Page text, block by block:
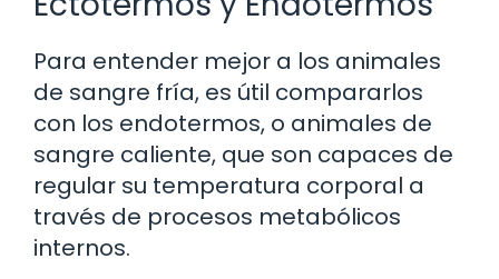
Para entender mejor a los animales
de sangre fría, es útil compararlos
con los endotermos, o animales de
sangre caliente, que son capaces de
regular su temperatura corporal a
través de procesos metabólicos
internos.